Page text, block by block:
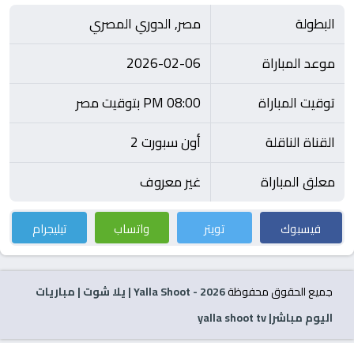
البطولة
مصر, الدوري المصري
موعد المباراة
2026-02-06
توقيت المباراة
08:00 PM بتوقيت مصر
القناة الناقلة
أون سبورت 2
معلق المباراة
غير معروف
فيسبوك تويتر واتساب تيليجرام
جميع الحقوق محفوظة2026
- Yalla Shoot | يلا شوت | مباريات
اليوم مباشر| yalla shoot tv